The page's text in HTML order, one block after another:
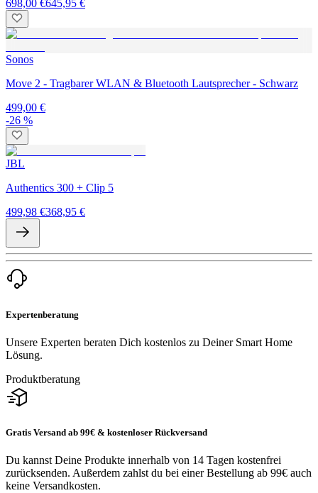
698,00 €645,95 €
Sonos
Move 2 - Tragbarer WLAN & Bluetooth Lautsprecher - Schwarz
499,00 €
-26 %
JBL
Authentics 300 + Clip 5
499,98 €368,95 €
Expertenberatung
Unsere Experten beraten Dich kostenlos zu Deiner Smart Home
Lösung.
Produktberatung
Gratis Versand ab 99€ & kostenloser Rückversand
Du kannst Deine Produkte innerhalb von 14 Tagen kostenfrei
zurücksenden. Außerdem zahlst du bei einer Bestellung ab 99€ auch
keine Versandkosten.